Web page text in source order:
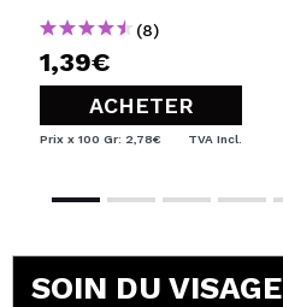
(8)
1,39€
ACHETER
Prix x 100 Gr: 2,78€ TVA Incl.
SOIN DU VISAGE